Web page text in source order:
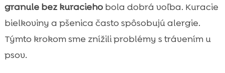
granule bez kuraciehobola dobrá voľba. Kuracie
bielkoviny a pšenica často spôsobujú alergie.
Týmto krokom sme znížili problémy s trávením u
psov.